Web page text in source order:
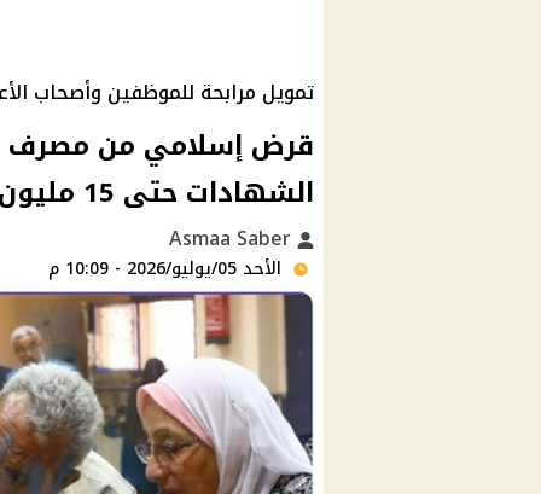
تمويل مرابحة للموظفين وأصحاب
قرض إسلامي من مصرف
الشهادات حتى 15 مليون جنيه
الأحد 05/يوليو/2026 - 10:09 م